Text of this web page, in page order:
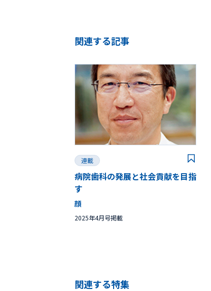
関連する記事
連載
病院歯科の発展と社会貢献を目指
す
顔
2025年4月号掲載
関連する特集